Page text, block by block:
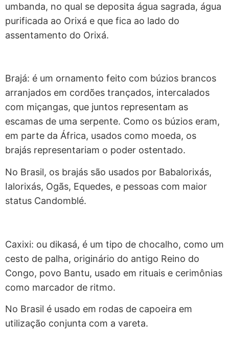
umbanda, no qual se deposita água sagrada, água
purificada ao Orixá e que fica ao lado do
assentamento do Orixá.
Brajá: é um ornamento feito com búzios brancos
arranjados em cordões trançados, intercalados
com miçangas, que juntos representam as
escamas de uma serpente. Como os búzios eram,
em parte da África, usados como moeda, os
brajás representariam o poder ostentado.
No Brasil, os brajás são usados por Babalorixás,
Ialorixás, Ogãs, Equedes, e pessoas com maior
status Candomblé.
Caxixi: ou dikasá, é um tipo de chocalho, como um
cesto de palha, originário do antigo Reino do
Congo, povo Bantu, usado em rituais e cerimônias
como marcador de ritmo.
No Brasil é usado em rodas de capoeira em
utilização conjunta com a vareta.